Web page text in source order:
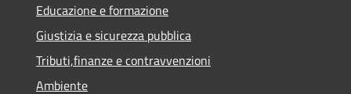
Educazione e formazione
Giustizia e sicurezza pubblica
Tributi,finanze e contravvenzioni
Ambiente